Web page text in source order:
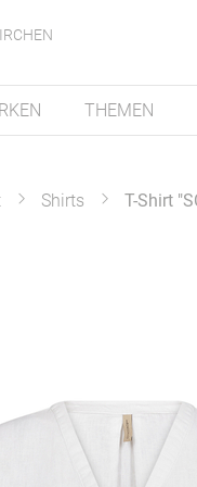
THEMEN
Shirts T-Shirt